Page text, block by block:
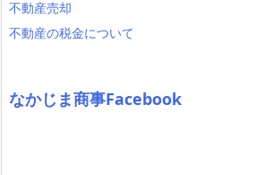
不動産売却
不動産の税金について
なかじま商事Facebook